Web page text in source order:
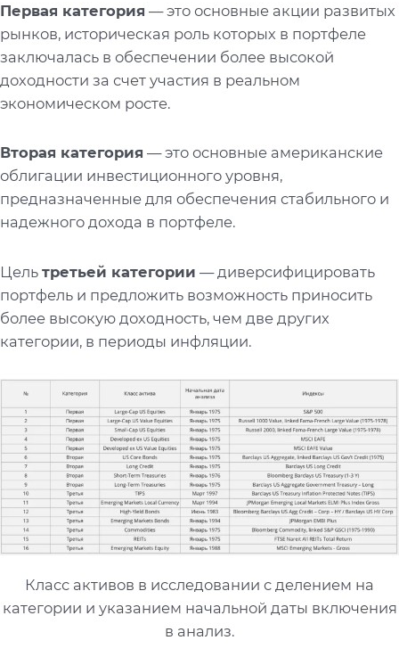
Первая категория — это основные акции развитых
рынков, историческая роль которых в портфеле
заключалась в обеспечении более высокой
доходности за счет участия в реальном
экономическом росте.
Вторая категория — это основные американские
облигации инвестиционного уровня,
предназначенные для обеспечения стабильного и
надежного дохода в портфеле.
Цель третьей категории — диверсифицировать
портфель и предложить возможность приносить
более высокую доходность, чем две других
категории, в периоды инфляции.
Класс активов в исследовании с делением на
категории и указанием начальной даты включения
в анализ.